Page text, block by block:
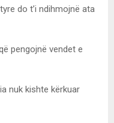
do t’i ndihmojnë ata
pengojnë vendet e
nuk kishte kërkuar